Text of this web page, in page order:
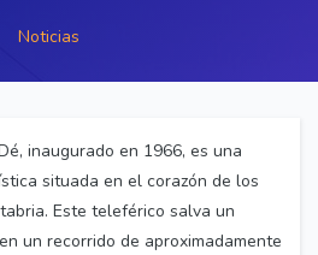
Noticias
inaugurado en 1966, es una
situada en el corazón de los
Este teleférico salva un
un recorrido de aproximadamente